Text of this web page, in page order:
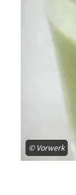
© Vorwerk